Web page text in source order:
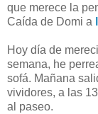
que merece la
Caída de Domi a
Hoy día de
semana, he
sofá. Mañana
vividores, a las
al paseo.